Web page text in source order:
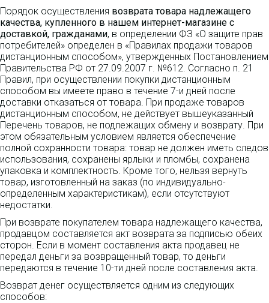
Порядок осуществления возврата товара надлежащего
качества, купленного в нашем интернет-магазине с
доставкой, гражданами, в определении ФЗ «О защите прав
потребителей» определен в «Правилах продажи товаров
дистанционным способом», утвержденных Постановлением
Правительства РФ от 27.09.2007 г. №612. Согласно п. 21
Правил, при осуществлении покупки дистанционным
способом вы имеете право в течение 7-и дней после
доставки отказаться от товара. При продаже товаров
дистанционным способом, не действует вышеуказанный
Перечень товаров, не подлежащих обмену и возврату. При
этом обязательным условием является обеспечение
полной сохранности товара: товар не должен иметь следов
использования, сохранены ярлыки и пломбы, сохранена
упаковка и комплектность. Кроме того, нельзя вернуть
товар, изготовленный на заказ (по индивидуально-
определенным характеристикам), если отсутствуют
недостатки.
При возврате покупателем товара надлежащего качества,
продавцом составляется акт возврата за подписью обеих
сторон. Если в момент составления акта продавец не
передал деньги за возвращенный товар, то деньги
передаются в течение 10-ти дней после составления акта.
Возврат денег осуществляется одним из следующих
способов: